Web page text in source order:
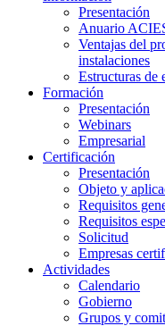
Presentación
Anuario
Ventajas del
instalaciones
Estructuras de
Formación
Presentación
Webinars
Empresarial
Certificación
Presentación
Objeto y
Requisitos
Requisitos
Solicitud
Empresas
Actividades
Calendario
Gobierno
Grupos y